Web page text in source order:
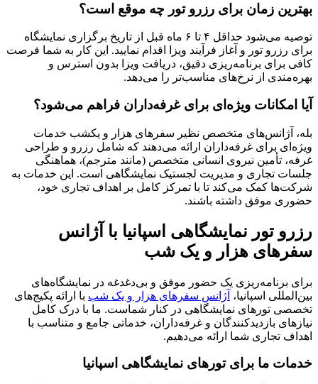
بهترین زمان برای رزرو تور چه موقع است؟
توصیه می‌شود حداقل ۴ تا ۶ ماه قبل از تاریخ برگزاری نمایشگاه
برای رزرو تور و آغاز فرآیند ویزا اقدام نمایید. این کار به شما فرصت
کافی برای برنامه‌ریزی دقیق، دریافت ویزا بدون استرس و
بهره‌مندی از نرخ‌های مناسب‌تر را می‌دهد.
آیا امکانات ویژه‌ای برای غرفه‌داران فراهم می‌شود؟
بله، آژانس‌های متخصص نظیر سفرهای هزار و یکشب خدمات
ویژه‌ای برای غرفه‌داران ارائه می‌دهند که شامل رزرو و طراحی
غرفه، تأمین نیروی انسانی متخصص (مانند مترجم)، هماهنگی
جلسات تجاری و مدیریت لجستیک نمایشگاهی است. این خدمات به
شرکت‌ها کمک می‌کند تا با تمرکز کامل بر اهداف تجاری خود،
حضوری موفق داشته باشند.
رزرو تور نمایشگاهی اسپانیا با آژانس
سفرهای هزار و یک شب
برای برنامه‌ریزی یک حضور موفق و بی‌دغدغه در نمایشگاه‌های
بین‌المللی اسپانیا، آژانس سفرهای هزار و یک شب با ارائه پکیج‌های
تخصصی تورهای نمایشگاهی در کنار شماست. ما با درک کامل
نیازهای بازدیدکنندگان و غرفه‌داران، خدماتی جامع و متناسب با
اهداف تجاری شما ارائه می‌دهیم.
خدمات ما برای تورهای نمایشگاهی اسپانیا